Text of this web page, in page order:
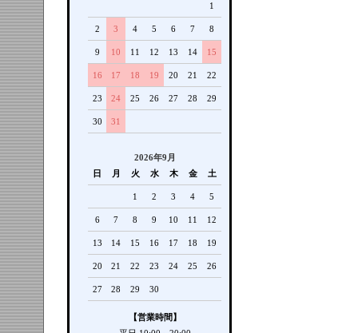
1
2 3 4 5 6 7 8
9 10 11 12 13 14 15
16 17 18 19 20 21 22
23 24 25 26 27 28 29
30 31
2026年9月
日
月 火 水 木 金 土
1 2 3 4 5
6 7 8 9 10 11 12
13 14 15 16 17 18 19
20 21 22 23 24 25 26
27 28 29 30
【営業時間】